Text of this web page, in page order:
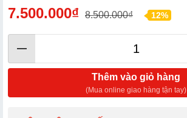
7.500.000₫ 8.500.000₫ 12%
Thêm vào giỏ hàng
(Mua online giao hàng tận tay)